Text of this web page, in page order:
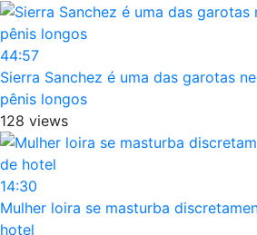
44:57
Sierra Sanchez é uma das garotas
pênis longos
128 views
14:30
Mulher loira se masturba
hotel